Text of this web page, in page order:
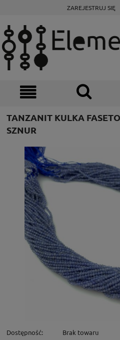
ZAREJESTRUJ SIĘ
TANZANIT KULKA
SZNUR
Dostępność: Brak towaru